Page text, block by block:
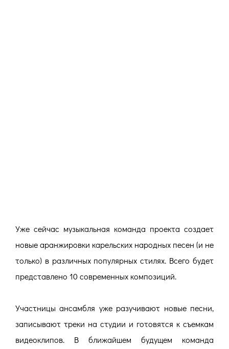
Уже сейчас музыкальная команда проекта создает
новые аранжировки карельских народных песен (и не
только) в различных популярных стилях. Всего будет
представлено 10 современных композиций.
Участницы ансамбля уже разучивают новые песни,
записывают треки на студии и готовятся к съемкам
видеоклипов. В ближайшем будущем команда